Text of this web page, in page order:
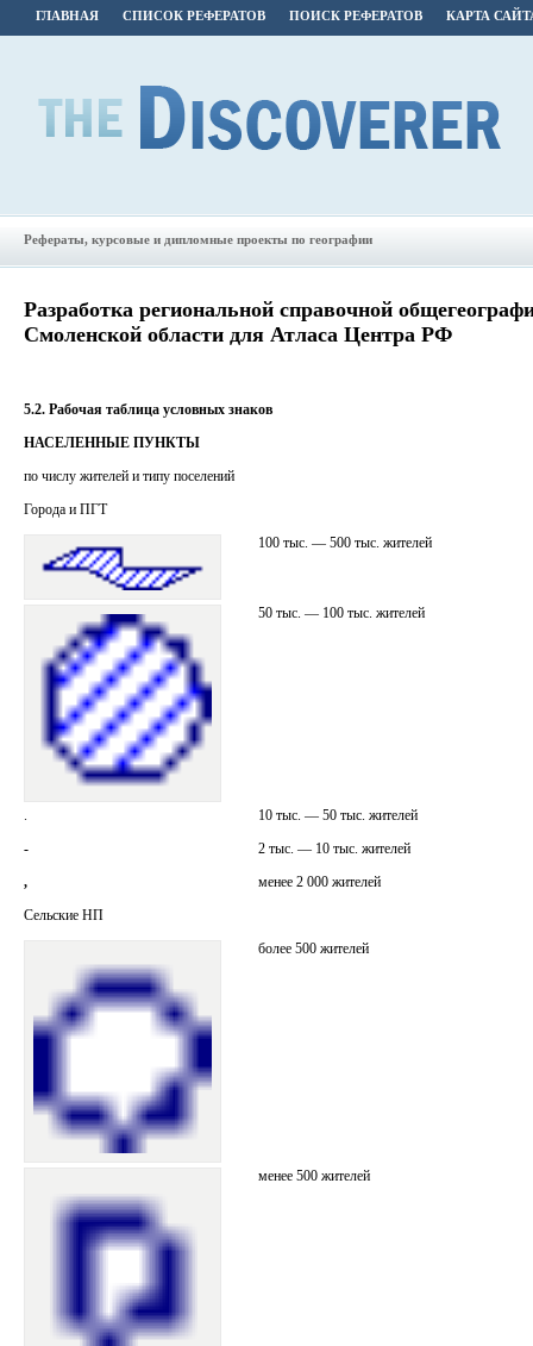
ГЛАВНАЯ СПИСОК РЕФЕРАТОВ ПОИСК РЕФЕРАТОВ КАРТА
Рефераты, курсовые и дипломные проекты по географии
Разработка региональной справочной
Смоленской области для Атласа Центра РФ
5.2. Рабочая таблица условных знаков
НАСЕЛЕННЫЕ ПУНКТЫ
по числу жителей и типу поселений
Города и ПГТ
100 тыс. — 500 тыс. жителей
50 тыс. — 100 тыс. жителей
.
10 тыс. — 50 тыс. жителей
-
2 тыс. — 10 тыс. жителей
,
менее 2 000 жителей
Сельские НП
более 500 жителей
менее 500 жителей